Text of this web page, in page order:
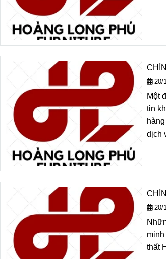
20/
Một
tin
dịch
20/
thất